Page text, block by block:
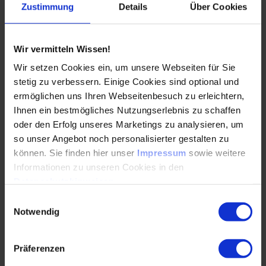
Zustimmung Details Über Cookies
Wir vermitteln Wissen!
Wir setzen Cookies ein, um unsere Webseiten für Sie
stetig zu verbessern. Einige Cookies sind optional und
ermöglichen uns Ihren Webseitenbesuch zu erleichtern,
Ihnen ein bestmögliches Nutzungserlebnis zu schaffen
oder den Erfolg unseres Marketings zu analysieren, um
so unser Angebot noch personalisierter gestalten zu
können. Sie finden hier unser Impressum sowie weitere
Informationen zu unseren Cookies in den
Notwendig
Präferenzen
erfolgreich beraten und unterstützen – das ist
WEITERLESEN
Vom Prototypenbau zur Großserie
27.10.2022
Die Additive Fertigung (Additive Manufacturing –